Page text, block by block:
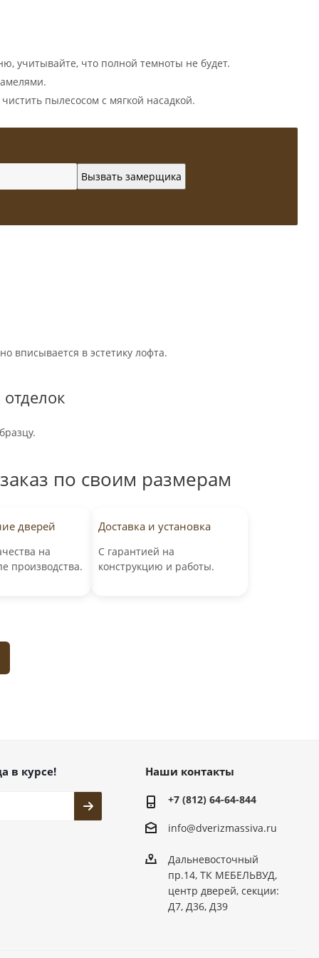
учитывайте, что полной темноты не будет.
пылесосом с мягкой насадкой.
вписывается в эстетику лофта.
по своим размерам
дверей
на
производства.
Доставка и установка
С гарантией на
конструкцию и работы.
в курсе! Наши контакты
+7 (812) 64-64-844
info@dverizmassiva.ru
Дальневосточный
пр.14, ТК МЕБЕЛЬВУД,
центр дверей, секции:
Д7, Д36, Д39